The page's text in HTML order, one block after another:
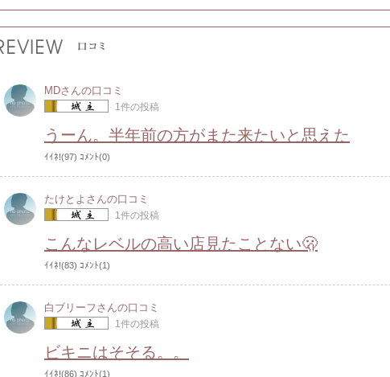
МDさんの口コミ
1件の投稿
うーん。半年前の方がまた来たいと思えた
ｲｲﾈ!(97) ｺﾒﾝﾄ(0)
たけとよさんの口コミ
1件の投稿
こんなレベルの高い店見たことない🫢
ｲｲﾈ!(83) ｺﾒﾝﾄ(1)
白ブリーフさんの口コミ
1件の投稿
ビキニはそそる。。
ｲｲﾈ!(86) ｺﾒﾝﾄ(1)